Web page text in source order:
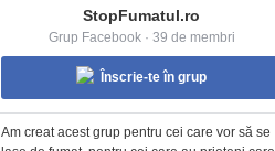
StopFumatul.ro
Grup Facebook · 39 de membri
Înscrie-te în grup
Am creat acest grup pentru cei care vor să se